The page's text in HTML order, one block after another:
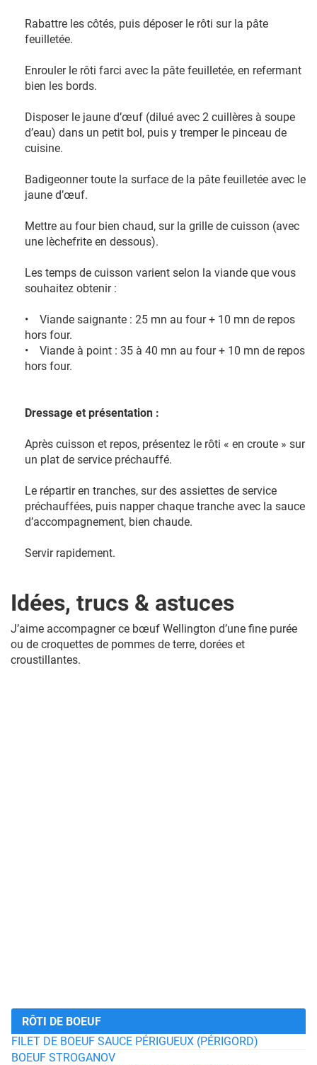
Rabattre les côtés, puis déposer le rôti sur la pâte
feuilletée.
Enrouler le rôti farci avec la pâte feuilletée, en refermant
bien les bords.
Disposer le jaune d’œuf (dilué avec 2 cuillères à soupe
d’eau) dans un petit bol, puis y tremper le pinceau de
cuisine.
Badigeonner toute la surface de la pâte feuilletée avec le
jaune d’œuf.
Mettre au four bien chaud, sur la grille de cuisson (avec
une lèchefrite en dessous).
Les temps de cuisson varient selon la viande que vous
souhaitez obtenir :
• Viande saignante : 25 mn au four + 10 mn de repos
hors four.
• Viande à point : 35 à 40 mn au four + 10 mn de repos
hors four.
Dressage et présentation :
Après cuisson et repos, présentez le rôti « en croute » sur
un plat de service préchauffé.
Le répartir en tranches, sur des assiettes de service
préchauffées, puis napper chaque tranche avec la sauce
d’accompagnement, bien chaude.
Servir rapidement.
Idées, trucs & astuces
J’aime accompagner ce bœuf Wellington d’une fine purée
ou de croquettes de pommes de terre, dorées et
croustillantes.
RÔTI DE BOEUF
FILET DE BOEUF SAUCE PÉRIGUEUX (PÉRIGORD)
BOEUF STROGANOV